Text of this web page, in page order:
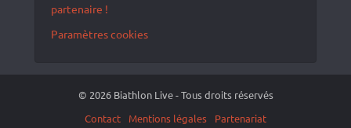
partenaire !
Paramètres cookies
© 2026 Biathlon Live - Tous droits réservés
Contact
Mentions légales Partenariat